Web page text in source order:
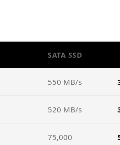
SATA SSD
550 MB/s
520 MB/s
75,000